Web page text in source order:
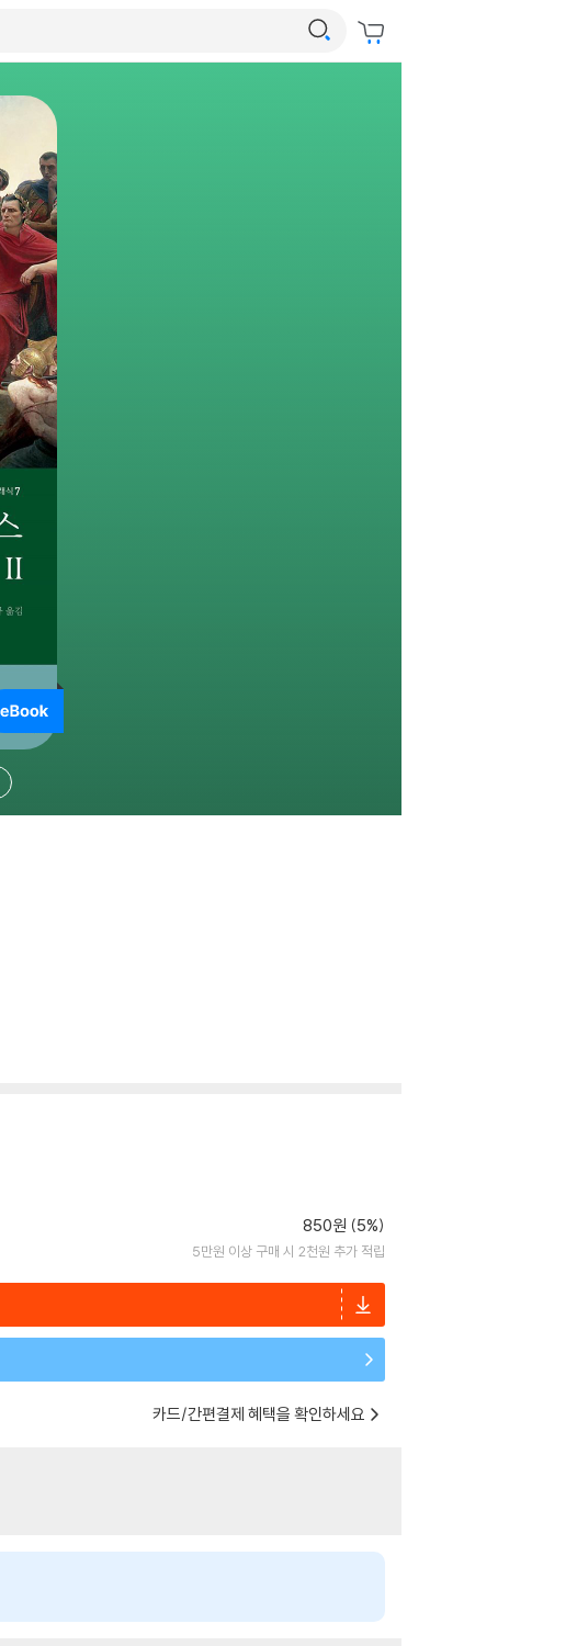
850원 (5%)
5만원 이상 구매 시 2천원 추가 적립
카드/간편결제 혜택을 확인하세요